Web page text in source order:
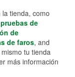
la tienda, como
pruebas de
de
de faros, and
tu tienda
más información